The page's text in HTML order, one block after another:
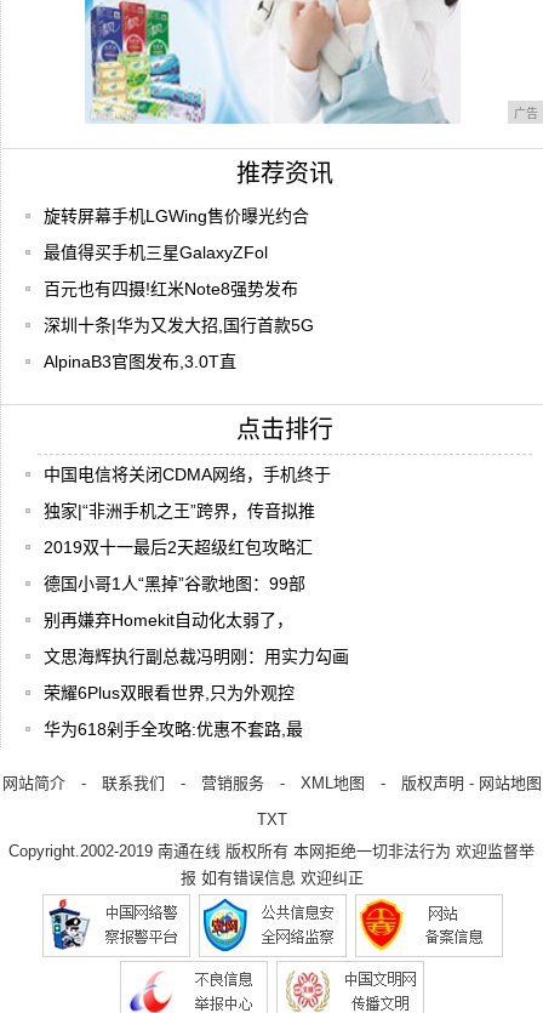
广告
推荐资讯
旋转屏幕手机LGWing售价曝光约合
最值得买手机三星GalaxyZFol
百元也有四摄!红米Note8强势发布
深圳十条|华为又发大招,国行首款5G
AlpinaB3官图发布,3.0T直
点击排行
中国电信将关闭CDMA网络，手机终于
独家|“非洲手机之王”跨界，传音拟推
2019双十一最后2天超级红包攻略汇
德国小哥1人“黑掉”谷歌地图：99部
别再嫌弃Homekit自动化太弱了，
文思海辉执行副总裁冯明刚：用实力勾画
荣耀6Plus双眼看世界,只为外观控
华为618剁手全攻略:优惠不套路,最
网站简介- 联系我们 - 营销服务- XML地图 - 版权声明 - 网站地图
TXT
Copyright.2002-2019 南通在线 版权所有 本网拒绝一切非法行为 欢迎监督举
报 如有错误信息 欢迎纠正